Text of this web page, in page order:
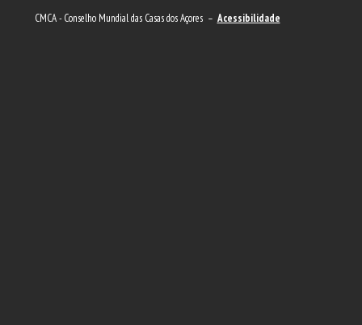
CMCA - Conselho Mundial das Casas dos Açores – Acessibilidade